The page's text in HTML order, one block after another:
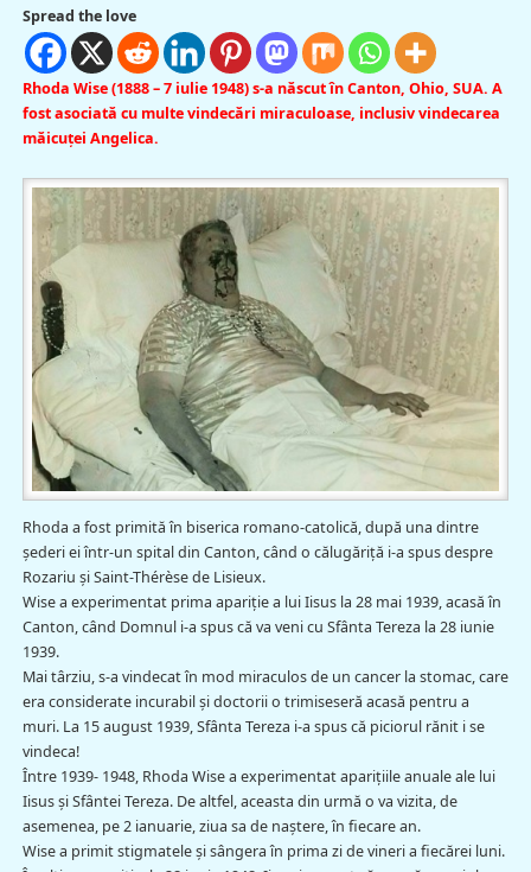
Spread the love
Rhoda Wise (1888 – 7 iulie 1948) s-a născut în Canton, Ohio, SUA. A
fost asociată cu multe vindecări miraculoase, inclusiv vindecarea
măicuţei Angelica.
Rhoda a fost primită în biserica romano-catolică, după una dintre
șederi ei într-un spital din Canton, când o călugăriță i-a spus despre
Rozariu și Saint-Thérèse de Lisieux.
Wise a experimentat prima apariție a lui Iisus la 28 mai 1939, acasă în
Canton, când Domnul i-a spus că va veni cu Sfânta Tereza la 28 iunie
1939.
Mai târziu, s-a vindecat în mod miraculos de un cancer la stomac, care
era considerate incurabil și doctorii o trimiseseră acasă pentru a
muri. La 15 august 1939, Sfânta Tereza i-a spus că piciorul rănit i se
vindeca!
Între 1939- 1948, Rhoda Wise a experimentat aparițiile anuale ale lui
Iisus și Sfântei Tereza. De altfel, aceasta din urmă o va vizita, de
asemenea, pe 2 ianuarie, ziua sa de naștere, în fiecare an.
Wise a primit stigmatele și sângera în prima zi de vineri a fiecărei luni.